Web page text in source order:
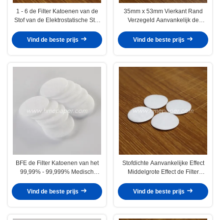
1 - 6 de Filter Katoenen van de
Stof van de Elektrostatische Stof
Vind de beste prijs
35mm x 53mm Vierkant Rand
Verzegeld Aanvankelijk de
Efficiencylucht voor Ventilator
Vind de beste prijs
BFE de Filter Katoenen van het
99,99% - 99,999% Medisch
Vind de beste prijs
Stofdichte Aanvankelijke Effect
Middelgrote Effect de Filter
rendementlucht Hoge In te
ademen
Vind de beste prijs